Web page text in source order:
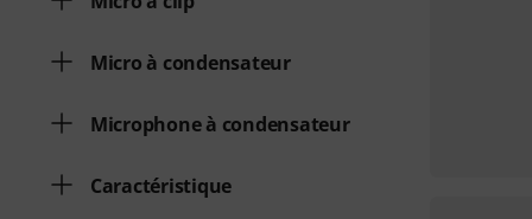
Micro à condensateur
Microphone à condensateur
Caractéristique